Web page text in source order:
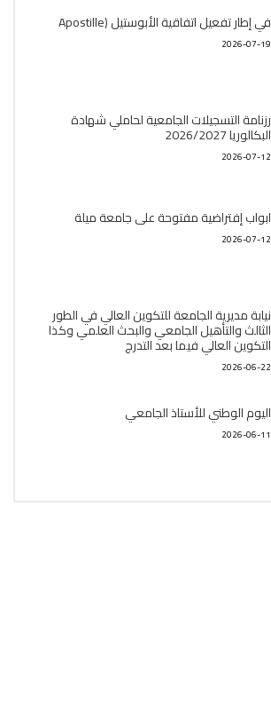
في إطار تفعيل اتفاقية الأبوستيل (Apostille
2026-07-19
رزنامة التسجيلات الجامعية لحاملي شهادة
البكالوريا 2026/2027
2026-07-12
ابواب إفتراضية مفتوحة على جامعة ميلة
2026-07-12
نيابة مديرية الجامعة للتكوين العالي في الطور
الثالث والتأهيل الجامعي والبحث العلمي وكذا
التكوين العالي فيما بعد التدرج
2026-06-22
اليوم الوطني للأستاذ الجامعي
2026-06-11